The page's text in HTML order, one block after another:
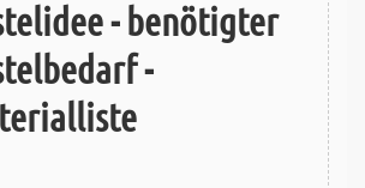
- benötigter
-